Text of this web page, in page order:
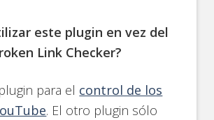
este plugin en vez del
Link Checker?
para el control de los
. El otro plugin sólo